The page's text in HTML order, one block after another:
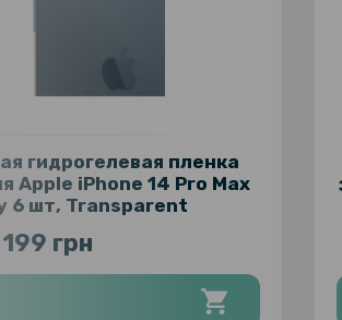
гидрогелевая пленка
Apple iPhone 14 Pro Max
6 шт, Transparent
199 грн